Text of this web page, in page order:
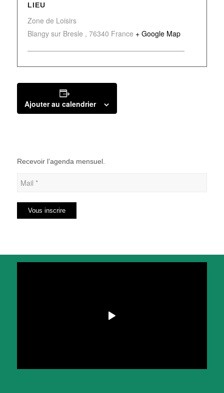
LIEU
Zone de Loisirs
Blangy sur Bresle , 76340 France + Google Map
Ajouter au calendrier
Recevoir l’agenda mensuel.